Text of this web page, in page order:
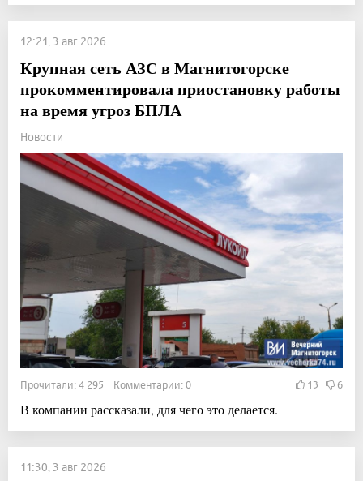
12:21, 3 авг 2026
Крупная сеть АЗС в Магнитогорске
прокомментировала приостановку работы
на время угроз БПЛА
Новости
Прочитали: 4 295 Комментарии: 0 13 6
В компании рассказали, для чего это делается.
11:30, 3 авг 2026